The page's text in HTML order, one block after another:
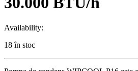
Availability:
18 în stoc